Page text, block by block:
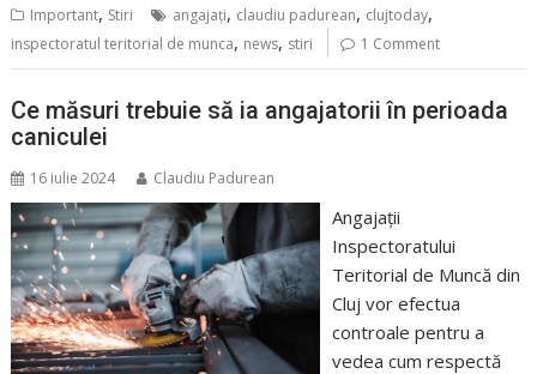
Important, Stiri angajaţi, claudiu padurean, clujtoday,
inspectoratul teritorial de munca, news, stiri 1 Comment
Ce măsuri trebuie să ia angajatorii în perioada
caniculei
16 iulie 2024 Claudiu Padurean
Angajații
Inspectoratului
Teritorial de Muncă din
Cluj vor efectua
controale pentru a
vedea cum respectă